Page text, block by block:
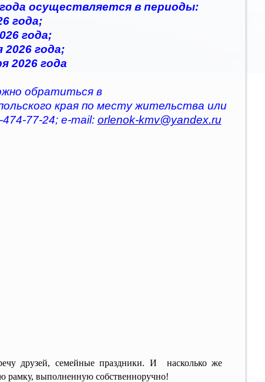
осуществляется в периоды:
года;
года;
2026 года;
2026 года
обратиться в
края по месту жительства или
77-24; e-mail: orlenok-kmv@yandex.ru
друзей, семейные праздники. И насколько же
рамку, выполненную собственноручно!